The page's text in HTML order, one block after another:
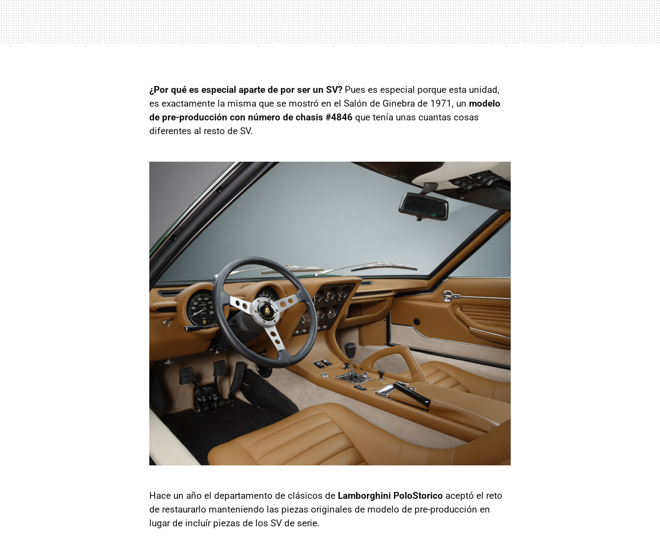
¿Por qué es especial aparte de por ser un SV? Pues es especial porque esta unidad,
es exactamente la misma que se mostró en el Salón de Ginebra de 1971, un modelo
de pre-producción con número de chasis #4846 que tenía unas cuantas cosas
diferentes al resto de SV.
Hace un año el departamento de clásicos de Lamborghini PoloStorico aceptó el reto
de restaurarlo manteniendo las piezas originales de modelo de pre-producción en
lugar de incluír piezas de los SV de serie.